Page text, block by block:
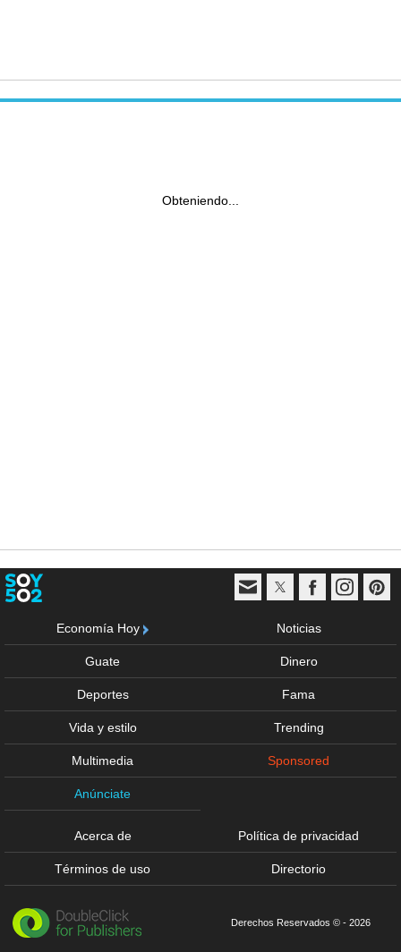
Obteniendo...
Economía Hoy Noticias
Guate Dinero
Deportes Fama
Vida y estilo Trending
Multimedia Sponsored
Anúnciate
Acerca de Política de privacidad
Términos de uso Directorio
Derechos Reservados © - 2026